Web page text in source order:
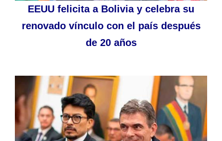
EEUU felicita a Bolivia y celebra su
renovado vínculo con el país después
de 20 años